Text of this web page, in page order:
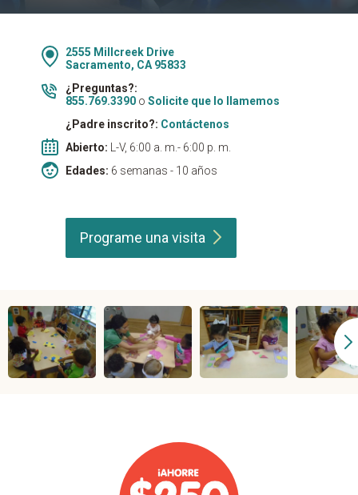
2555 Millcreek Drive
Sacramento, CA 95833
¿Preguntas?:
855.769.3390 o Solicite que lo llamemos
¿Padre inscrito?: Contáctenos
Abierto: L-V, 6:00 a. m.- 6:00 p. m.
Edades: 6 semanas - 10 años
Programe unavisita